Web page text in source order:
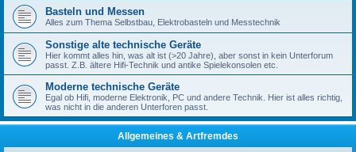
Basteln und Messen
Alles zum Thema Selbstbau, Elektrobasteln und Messtechnik
Sonstige alte technische Geräte
Hier kommt alles hin, was alt ist (>20 Jahre), aber sonst in kein Unterforum
passt. Z.B. ältere Hifi-Technik und antike Spielekonsolen etc.
Moderne technische Geräte
Egal ob Hifi, moderne Elektronik, PC und andere Technik. Hier ist alles richtig,
was nicht in die anderen Unterforen passt.
Allgemeines & Artfremdes